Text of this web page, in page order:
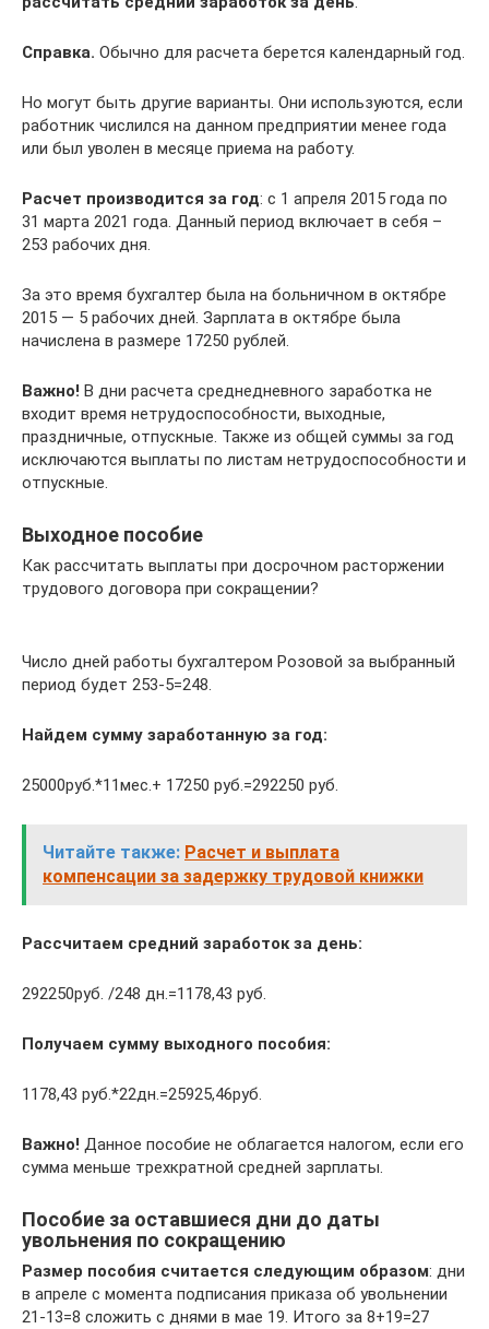
Справка. Обычно для расчета берется календарный год.
Но могут быть другие варианты. Они используются, если
работник числился на данном предприятии менее года
или был уволен в месяце приема на работу.
Расчет производится за год: с 1 апреля 2015 года по
31 марта 2021 года. Данный период включает в себя –
253 рабочих дня.
За это время бухгалтер была на больничном в октябре
2015 — 5 рабочих дней. Зарплата в октябре была
начислена в размере 17250 рублей.
Важно! В дни расчета среднедневного заработка не
входит время нетрудоспособности, выходные,
праздничные, отпускные. Также из общей суммы за год
исключаются выплаты по листам нетрудоспособности и
отпускные.
Выходное пособие
Как рассчитать выплаты при досрочном расторжении
трудового договора при сокращении?
Число дней работы бухгалтером Розовой за выбранный
период будет 253-5=248.
Найдем сумму заработанную за год:
25000руб.*11мес.+ 17250 руб.=292250 руб.
Читайте также: Расчет и выплата
компенсации за задержку трудовой книжки
Рассчитаем средний заработок за день:
292250руб. /248 дн.=1178,43 руб.
Получаем сумму выходного пособия:
1178,43 руб.*22дн.=25925,46руб.
Важно! Данное пособие не облагается налогом, если его
сумма меньше трехкратной средней зарплаты.
Пособие за оставшиеся дни до даты
увольнения по сокращению
Размер пособия считается следующим образом: дни
в апреле с момента подписания приказа об увольнении
21-13=8 сложить с днями в мае 19. Итого за 8+19=27